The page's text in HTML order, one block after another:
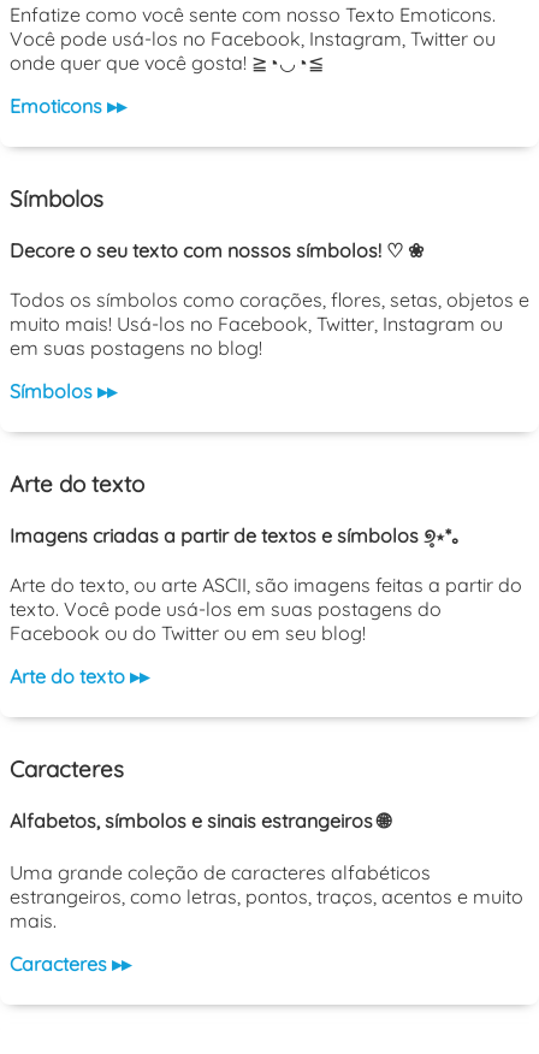
Enfatize como você sente com nosso Texto Emoticons.
Você pode usá-los no Facebook, Instagram, Twitter ou
onde quer que você gosta! ≧◔◡◔≦
Emoticons ▸▸
Símbolos
Decore o seu texto com nossos símbolos! ♡ ❀
Todos os símbolos como corações, flores, setas, objetos e
muito mais! Usá-los no Facebook, Twitter, Instagram ou
em suas postagens no blog!
Símbolos ▸▸
Arte do texto
Imagens criadas a partir de textos e símbolos ୭̥⋆*｡
Arte do texto, ou arte ASCII, são imagens feitas a partir do
texto. Você pode usá-los em suas postagens do
Facebook ou do Twitter ou em seu blog!
Arte do texto ▸▸
Caracteres
Alfabetos, símbolos e sinais estrangeiros 🌐
Uma grande coleção de caracteres alfabéticos
estrangeiros, como letras, pontos, traços, acentos e muito
mais.
Caracteres ▸▸